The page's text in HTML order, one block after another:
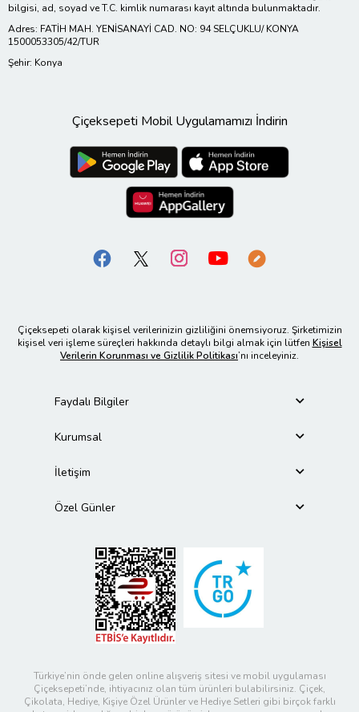
bilgisi, ad, soyad ve T.C. kimlik numarası kayıt altında bulunmaktadır.
Adres: FATİH MAH. YENİSANAYİ CAD. NO: 94 SELÇUKLU/ KONYA
1500053305/42/TUR
Şehir: Konya
Çiçeksepeti Mobil Uygulamamızı İndirin
Çiçeksepeti olarak kişisel verilerinizin gizliliğini önemsiyoruz. Şirketimizin
kişisel veri işleme süreçleri hakkında detaylı bilgi almak için lütfen Kişisel
Verilerin Korunması ve Gizlilik Politikası’nı inceleyiniz.
Faydalı Bilgiler
Kurumsal
İletişim
Özel Günler
Türkiye’nin önde gelen online alışveriş sitesi ve mobil uygulaması
Çiçeksepeti’nde, ihtiyacınız olan tüm ürünleri bulabilirsiniz. Çiçek,
Çikolata, Hediye, Kişiye Özel Ürünler ve Hediye Setleri gibi birçok farklı